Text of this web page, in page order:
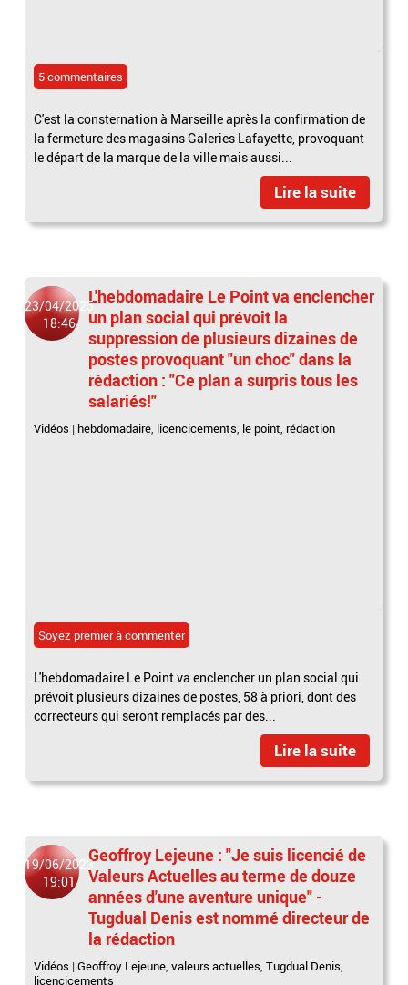
5 commentaires
C'est la consternation à Marseille après la confirmation de
la fermeture des magasins Galeries Lafayette, provoquant
le départ de la marque de la ville mais aussi...
Lire la suite
23/04/2025
18:46
L'hebdomadaire Le Point va enclencher
un plan social qui prévoit la
suppression de plusieurs dizaines de
postes provoquant "un choc" dans la
rédaction : "Ce plan a surpris tous les
salariés!"
Vidéos | hebdomadaire, licencicements, le point, rédaction
Soyez premier à commenter
L'hebdomadaire Le Point va enclencher un plan social qui
prévoit plusieurs dizaines de postes, 58 à priori, dont des
correcteurs qui seront remplacés par des...
Lire la suite
19/06/2023
19:01
Geoffroy Lejeune : "Je suis licencié de
Valeurs Actuelles au terme de douze
années d'une aventure unique" -
Tugdual Denis est nommé directeur de
la rédaction
Vidéos |Geoffroy Lejeune,valeurs actuelles,Tugdual Denis,
licencicements